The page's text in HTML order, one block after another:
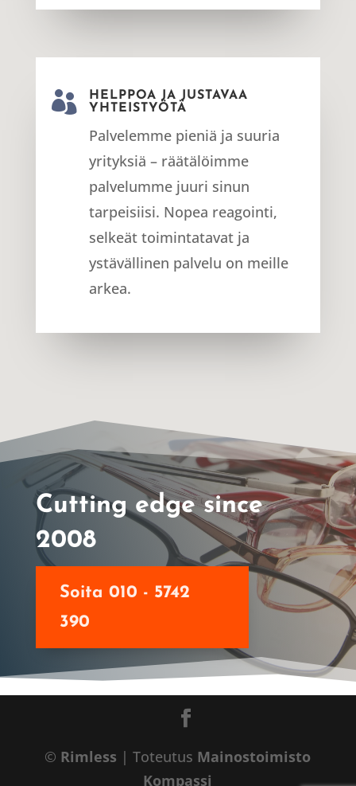

HELPPOA JA JUSTAVAA
YHTEISTYÖTÄ
Palvelemme pieniä ja suuria
yrityksiä – räätälöimme
palvelumme juuri sinun
tarpeisiisi. Nopea reagointi,
selkeät toimintatavat ja
ystävällinen palvelu on meille
arkea.
Cutting edge since
2008
Soita 010 - 5742
390
© Rimless | Toteutus Mainostoimisto
Kompassi